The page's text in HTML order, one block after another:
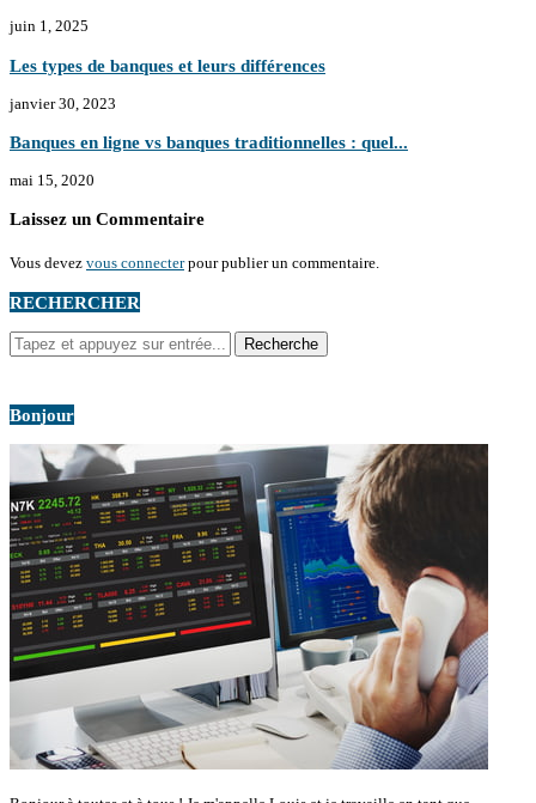
juin 1, 2025
Les types de banques et leurs différences
janvier 30, 2023
Banques en ligne vs banques traditionnelles : quel...
mai 15, 2020
Laissez un Commentaire
Vous devez vous connecterpour publier un commentaire.
RECHERCHER
Bonjour